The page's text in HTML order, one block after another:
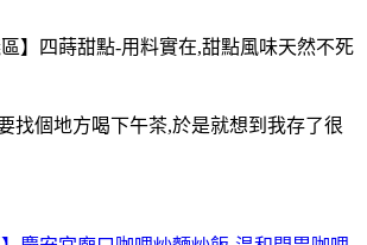
找個地方喝下午茶,於是就想到我存了很